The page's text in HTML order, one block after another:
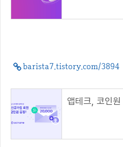
barista7.tistory.com/3894